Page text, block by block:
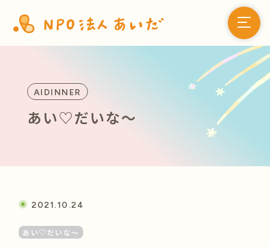
AIDINNER
あい♡だいな〜
2021.10.24
あい♡だいな〜